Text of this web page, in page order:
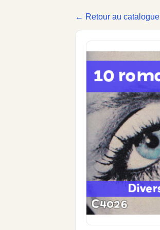
← Retour au catalogue